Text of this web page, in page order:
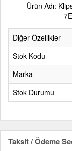
Ürün Adı:
Diğer Özellikler
Stok Kodu
Marka
Stok Durumu
Taksit / Ödeme